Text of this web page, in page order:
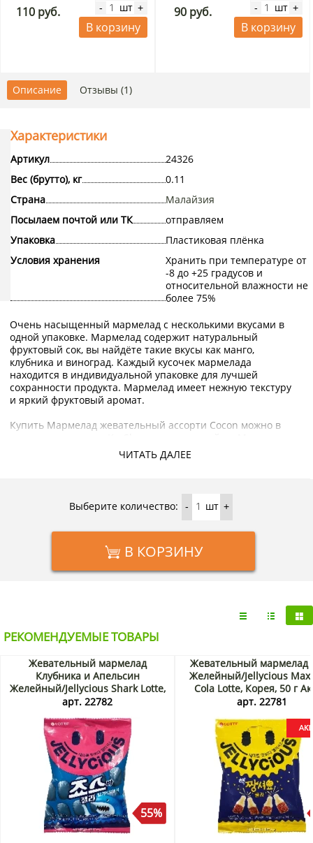
110 руб. - шт +
В корзину
90 руб. - шт +
В корзину
Описание Отзывы (1)
ЧИТАТЬ ДАЛЕЕ
Характеристики
Артикул
24326
Вес (брутто), кг
0.11
Страна
Малайзия
Посылаем почтой или ТК
отправляем
Упаковка
Пластиковая плёнка
Условия хранения
Хранить при температуре от
-8 до +25 градусов и
относительной влажности не
более 75%
Очень насыщенный мармелад с несколькими вкусами в
одной упаковке. Мармелад содержит натуральный
фруктовый сок, вы найдёте такие вкусы как манго,
клубника и виноград. Каждый кусочек мармелада
находится в индивидуальной упаковке для лучшей
сохранности продукта. Мармелад имеет нежную текстуру
и яркий фруктовый аромат.
Купить Мармелад жевательный ассорти Cocon можно в
Санкт-Петербургу, а также по России почтой или
Выберите количество: - шт +
В КОРЗИНУ
РЕКОМЕНДУЕМЫЕ ТОВАРЫ
Жевательный мармелад
Клубника и Апельсин
Желейный/Jellycious Shark Lotte,
Корея, 70 г. Срок до 07.09.2026.
арт. 22782
55%
Жевательный мармелад
Желейный/Jellycious Max
Cola Lotte, Корея, 50 г
арт. 22781